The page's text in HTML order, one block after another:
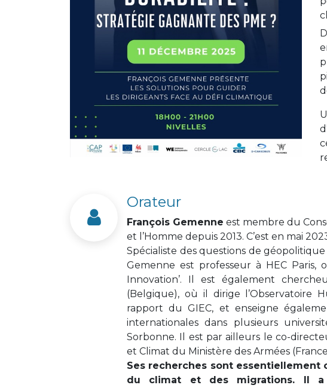
Orateur
François Gemenne est membre du
et l’Homme depuis 2013. C’est en mai
Spécialiste des questions de
Gemenne est professeur à HEC Paris,
Innovation’. Il est également
(Belgique), où il dirige
rapport du GIEC, et enseigne
internationales dans plusieurs
Sorbonne. Il est par ailleurs le co-
et Climat du Ministère des Armées
Ses recherches sont essentiellement
du climat et des migrations. Il a